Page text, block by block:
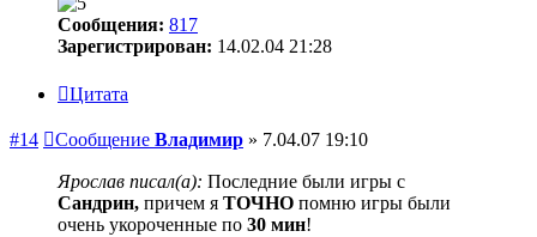
Сообщения: 817
Зарегистрирован: 14.02.04 21:28
Цитата
#14 Сообщение Владимир » 7.04.07 19:10
Ярослав писал(а): Последние были игры с
Сандрин, причем я ТОЧНО помню игры были
очень укороченные по 30 мин!